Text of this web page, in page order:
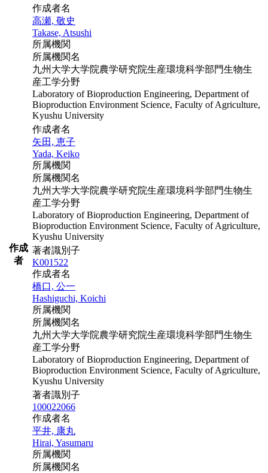
作成
者
作成者名
高瀬, 敬史
Takase, Atsushi
所属機関
所属機関名
九州大学大学院農学研究院生産環境科学部門生物生
産工学分野
Laboratory of Bioproduction Engineering, Department of
Bioproduction Environment Science, Faculty of Agriculture,
Kyushu University
作成者名
矢田, 恵子
Yada, Keiko
所属機関
所属機関名
九州大学大学院農学研究院生産環境科学部門生物生
産工学分野
Laboratory of Bioproduction Engineering, Department of
Bioproduction Environment Science, Faculty of Agriculture,
Kyushu University
著者識別子
K001522
作成者名
橋口, 公一
Hashiguchi, Koichi
所属機関
所属機関名
九州大学大学院農学研究院生産環境科学部門生物生
産工学分野
Laboratory of Bioproduction Engineering, Department of
Bioproduction Environment Science, Faculty of Agriculture,
Kyushu University
著者識別子
100022066
作成者名
平井, 康丸
Hirai, Yasumaru
所属機関
所属機関名